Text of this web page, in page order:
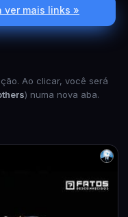
ver mais links »
Ao clicar, você será
) numa nova aba.